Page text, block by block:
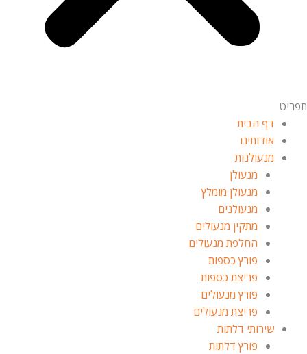
תפריט
דף הבית
אודותינו
מנעולנות
מנעולן
מנעולן מומלץ
מנעולנים
מתקין מנעולים
החלפת מנעולים
פורץ כספות
פריצת כספות
פורץ מנעולים
פריצת מנעולים
שירותי דלתות
פורץ דלתות